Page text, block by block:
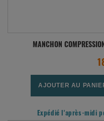
MANCHON
AJOUTER AU
Expédié l'après-midi